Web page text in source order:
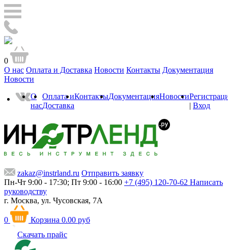
0
О нас Оплата и Доставка Новости Контакты Документация
Новости
О
нас
Оплата и
Доставка
КонтактыДокументацияНовости
| Вход
zakaz@instrland.ru Отправить заявку
Пн-Чт 9:00 - 17:30; Пт 9:00 - 16:00 +7 (495) 120-70-62 Написать
руководству
г. Москва, ул. Чусовская, 7А
0 Корзина 0.00 руб
Скачать прайс